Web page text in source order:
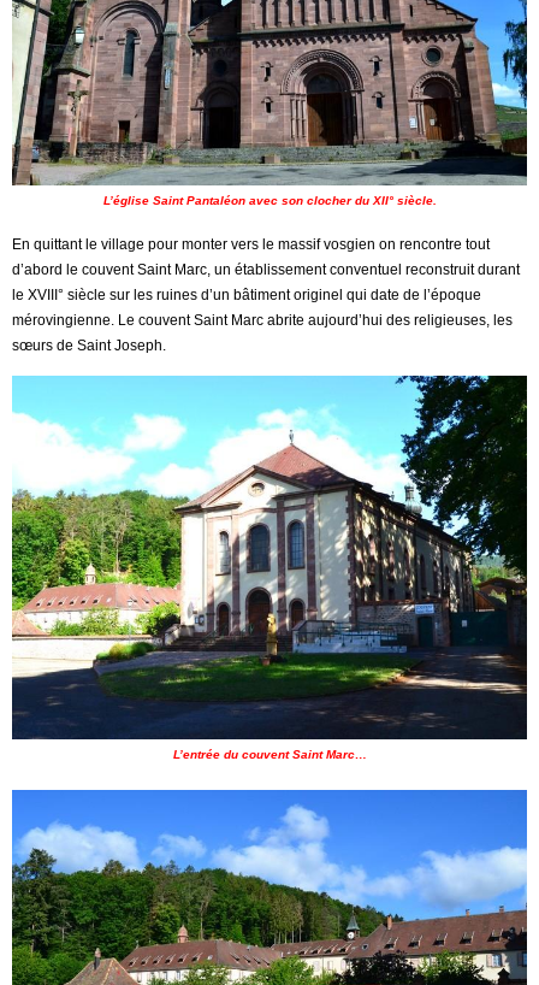
L’église Saint Pantaléon avec son clocher du XII° siècle.
En quittant le village pour monter vers le massif vosgien on rencontre tout
d’abord le couvent Saint Marc, un établissement conventuel reconstruit durant
le XVIII° siècle sur les ruines d’un bâtiment originel qui date de l’époque
mérovingienne. Le couvent Saint Marc abrite aujourd’hui des religieuses, les
sœurs de Saint Joseph.
L’entrée du couvent Saint Marc…